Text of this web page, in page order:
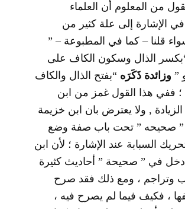
من المعلوم أن العلماء
الإشارة إلى علة كثير من
قلنا – كما في المطبوعة – ”
الذال وسكون الكاف على
” وزائدة ذَكَرَه “بفتح الذال والكاف
؛ ففي هذا القول غمز من ابن
, ولا يعترض بان ابن خزيمة
” صحيحه ” تحت باب صفة وضع
السبابة عند الإشارة ؛ لأن ابن
في ” صحيحة ” أحاديث كثيرة
وتراجم ، ومع ذلك فقد صرح
، فكيف فيما لم يصرح فيه ،